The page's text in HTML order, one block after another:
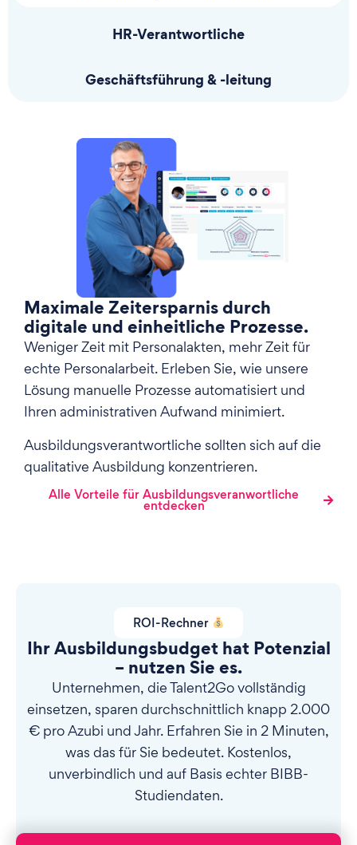
HR-Verantwortliche
Geschäftsführung & -leitung
Maximale Zeitersparnis durch
digitale und einheitliche Prozesse.
Weniger Zeit mit Personalakten, mehr Zeit für
echte Personalarbeit. Erleben Sie, wie unsere
Lösung manuelle Prozesse automatisiert und
Ihren administrativen Aufwand minimiert.
Ausbildungsverantwortliche sollten sich auf die
qualitative Ausbildung konzentrieren.
Alle Vorteile für Ausbildungsveranwortliche
entdecken
ROI-Rechner
Ihr Ausbildungsbudget hat Potenzial
– nutzen Sie es.
Unternehmen, die Talent2Go vollständig
einsetzen, sparen durchschnittlich knapp 2.000
€ pro Azubi und Jahr. Erfahren Sie in 2 Minuten,
was das für Sie bedeutet. Kostenlos,
unverbindlich und auf Basis echter BIBB-
Studiendaten.